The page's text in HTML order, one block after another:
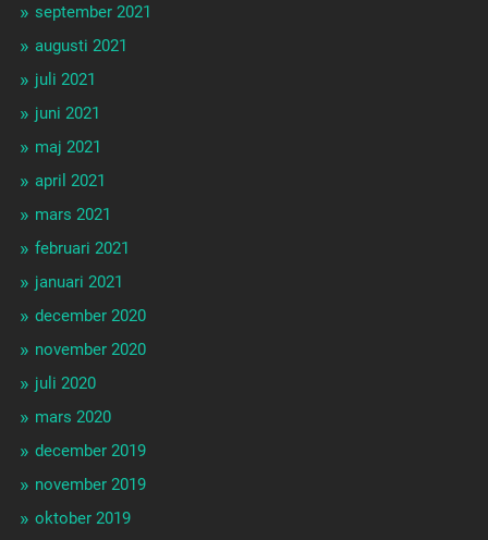
september 2021
augusti 2021
juli 2021
juni 2021
maj 2021
april 2021
mars 2021
februari 2021
januari 2021
december 2020
november 2020
juli 2020
mars 2020
december 2019
november 2019
oktober 2019